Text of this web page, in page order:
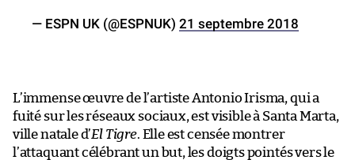
— ESPN UK (@ESPNUK) 21 septembre 2018
L’immense œuvre de l’artiste Antonio Irisma, qui a
fuité sur les réseaux sociaux, est visible à Santa Marta,
ville natale d’El Tigre. Elle est censée montrer
l’attaquant célébrant un but, les doigts pointés vers le